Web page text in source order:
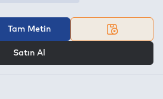
Tam Metin
Satın Al